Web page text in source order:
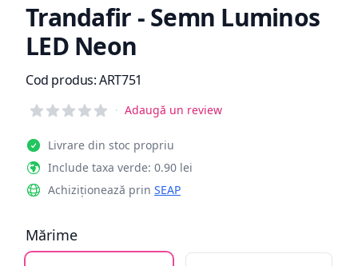
Trandafir - Semn Luminos
LED Neon
Informații de produs
Cod produs:ART751
Reviews
· Adaugă un review
Livrare din stoc propriu
Include taxa verde: 0.90 lei
Achiziționează prin SEAP
Mărime